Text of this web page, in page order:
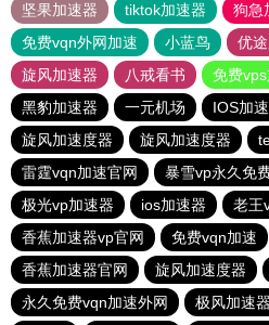
坚果加速器
tiktok加速器
狗急
免费vqn外网加速
小蓝鸟 优
旋风加速器
八戒看书
免费
黑豹加速器
一元机场 IOS加
旋风加速度器
旋风加速度器
雷霆vqn加速官网
暴雪vp永久免
极光vp加速器
ios加速器
老王
香蕉加速器vp官网
免费vqn加速
香蕉加速器官网
旋风加速度器
永久免费vqn加速外网
极风加速器